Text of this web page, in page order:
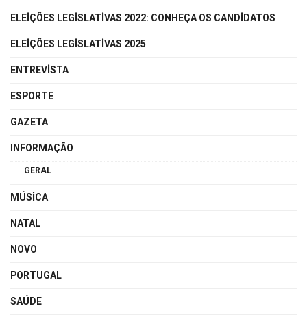
ELEIÇÕES LEGISLATIVAS 2022: CONHEÇA OS CANDIDATOS
ELEIÇÕES LEGISLATIVAS 2025
ENTREVISTA
ESPORTE
GAZETA
INFORMAÇÃO
GERAL
MÚSICA
NATAL
NOVO
PORTUGAL
SAÚDE